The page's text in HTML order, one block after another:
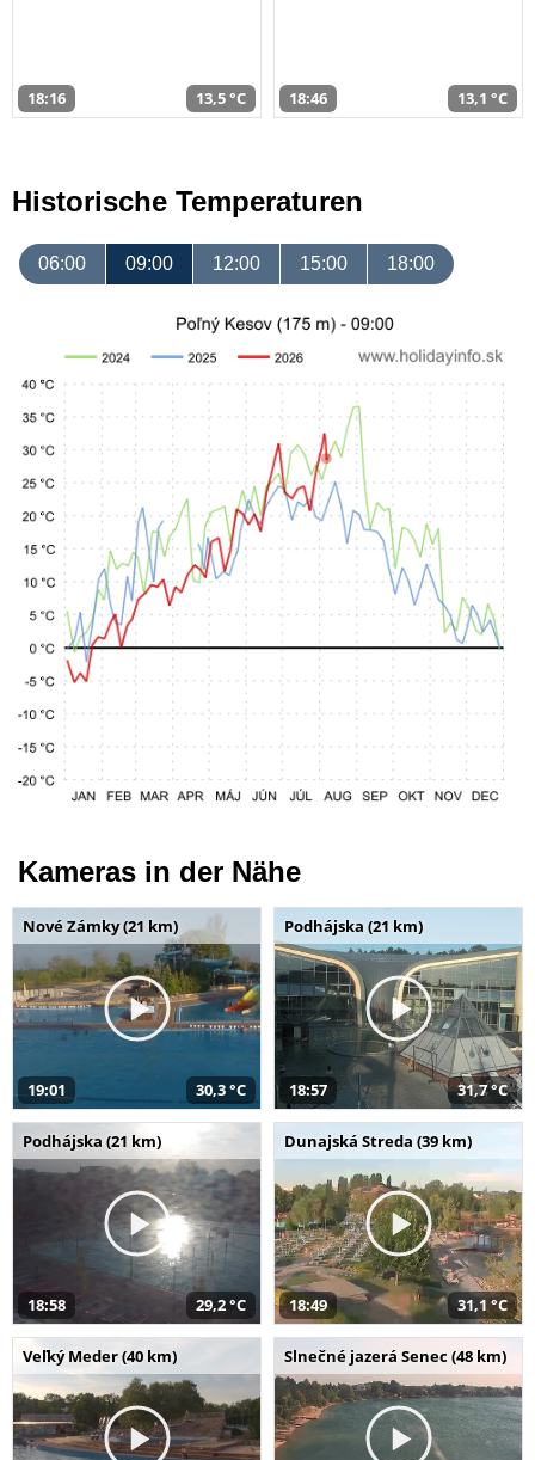
18:16 13,5 °C 18:46 13,1 °C
Historische Temperaturen
06:00 09:00 12:00 15:00 18:00
Kameras in der Nähe
Nové Zámky (21 km)
19:01 30,3 °C
Podhájska (21 km)
18:57 31,7 °C
Podhájska (21 km)
18:58 29,2 °C
Dunajská Streda (39 km)
18:49 31,1 °C
Veľký Meder (40 km) Slnečné jazerá Senec (48 km)